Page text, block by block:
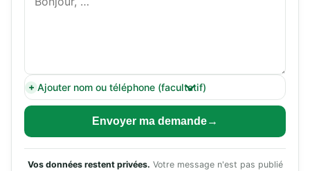
Ajouter nom ou téléphone (facultatif)
Envoyer ma demande
Vos données restent privées. Votre message n'est pas publié